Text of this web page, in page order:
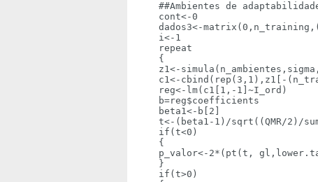
##Ambientes de
    cont<-0
dados3<-
    i<-1
    repeat
    {
z1<-
c1<-cbind(rep(3,1),z1[-
    reg<-lm(c1[1,-1]~I_ord)
    b=reg$coefficients
    beta1<-b[2]
t<-(beta1-1)/sqrt((QMR/2)/
    if(t<0)
    {
p_valor<-2*(pt(t,
    }
    if(t>0)